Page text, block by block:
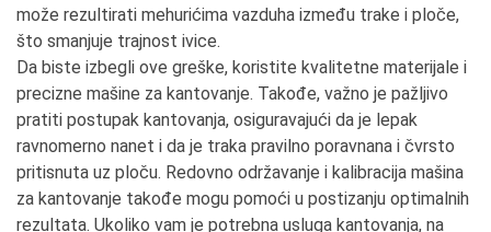
može rezultirati mehurićima vazduha između trake i ploče,
što smanjuje trajnost ivice.
Da biste izbegli ove greške, koristite kvalitetne materijale i
precizne mašine za kantovanje. Takođe, važno je pažljivo
pratiti postupak kantovanja, osiguravajući da je lepak
ravnomerno nanet i da je traka pravilno poravnana i čvrsto
pritisnuta uz ploču. Redovno održavanje i kalibracija mašina
za kantovanje takođe mogu pomoći u postizanju optimalnih
rezultata. Ukoliko vam je potrebna usluga kantovanja, na